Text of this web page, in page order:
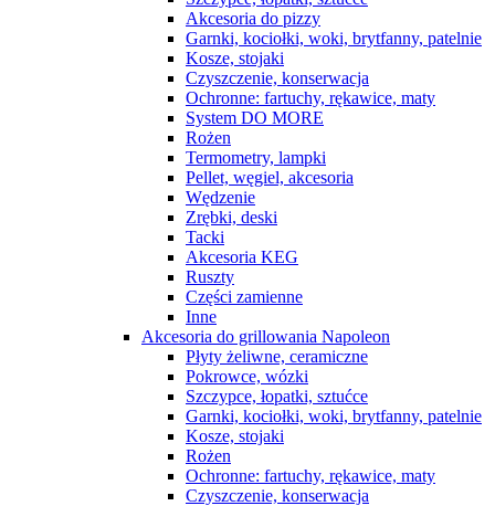
Akcesoria do pizzy
Garnki, kociołki, woki, brytfanny, patelnie
Kosze, stojaki
Czyszczenie, konserwacja
Ochronne: fartuchy, rękawice, maty
System DO MORE
Rożen
Termometry, lampki
Pellet, węgiel, akcesoria
Wędzenie
Zrębki, deski
Tacki
Akcesoria KEG
Ruszty
Części zamienne
Inne
Akcesoria do grillowania Napoleon
Płyty żeliwne, ceramiczne
Pokrowce, wózki
Szczypce, łopatki, sztućce
Garnki, kociołki, woki, brytfanny, patelnie
Kosze, stojaki
Rożen
Ochronne: fartuchy, rękawice, maty
Czyszczenie, konserwacja